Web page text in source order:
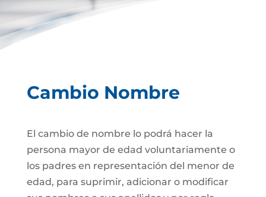
Cambio Nombre
El cambio de nombre lo podrá hacer la
persona mayor de edad voluntariamente o
los padres en representación del menor de
edad, para suprimir, adicionar o modificar